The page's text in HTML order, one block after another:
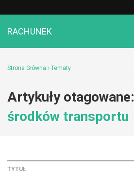
RACHUNEK
Strona Główna Tematy
Artykuły otagowane:
środków transportu
TYTUŁ